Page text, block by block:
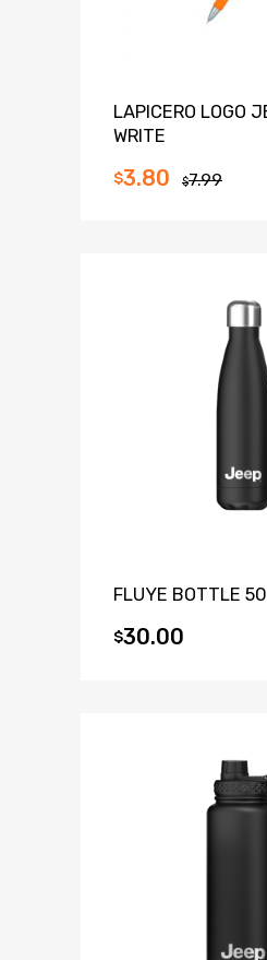
LAPICERO LOGO
WRITE
$7.99
$3.80
FLUYE BOTTLE
$30.00